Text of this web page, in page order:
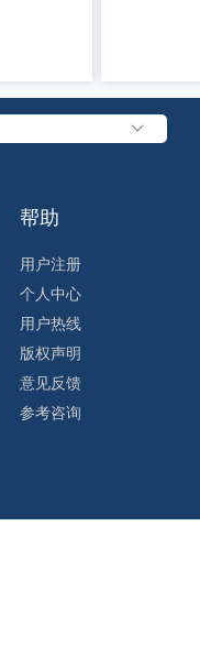
帮助
用户注册
个人中心
用户热线
版权声明
意见反馈
参考咨询